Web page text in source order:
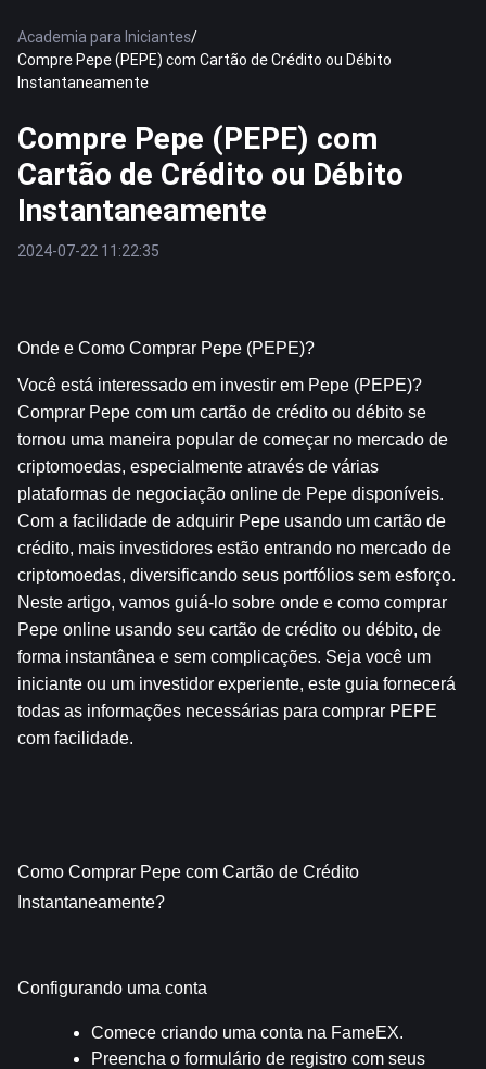
Academia para Iniciantes/
Compre Pepe (PEPE) com Cartão de Crédito ou Débito
Instantaneamente
Compre Pepe (PEPE) com
Cartão de Crédito ou Débito
Instantaneamente
2024-07-22 11:22:35
Onde e Como Comprar Pepe (PEPE)?
Você está interessado em investir em Pepe (PEPE)?
Comprar Pepe com um cartão de crédito ou débito se
tornou uma maneira popular de começar no mercado de
criptomoedas, especialmente através de várias
plataformas de negociação online de Pepe disponíveis.
Com a facilidade de adquirir Pepe usando um cartão de
crédito, mais investidores estão entrando no mercado de
criptomoedas, diversificando seus portfólios sem esforço.
Neste artigo, vamos guiá-lo sobre onde e como comprar
Pepe online usando seu cartão de crédito ou débito, de
forma instantânea e sem complicações. Seja você um
iniciante ou um investidor experiente, este guia fornecerá
todas as informações necessárias para comprar PEPE
com facilidade.
Como Comprar Pepe com Cartão de Crédito
Instantaneamente?
Configurando uma conta
Comece criando uma conta na FameEX.
Preencha o formulário de registro com seus